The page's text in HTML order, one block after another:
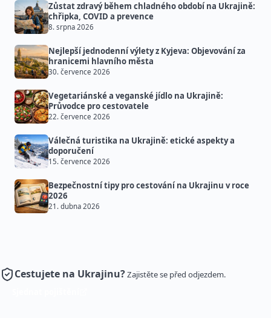
Zůstat zdravý během chladného období na Ukrajině:
chřipka, COVID a prevence
8. srpna 2026
Nejlepší jednodenní výlety z Kyjeva: Objevování za
hranicemi hlavního města
30. července 2026
Vegetariánské a veganské jídlo na Ukrajině:
Průvodce pro cestovatele
22. července 2026
Válečná turistika na Ukrajině: etické aspekty a
doporučení
15. července 2026
Bezpečnostní tipy pro cestování na Ukrajinu v roce
2026
21. dubna 2026
Cestujete na Ukrajinu?Zajistěte se před odjezdem.